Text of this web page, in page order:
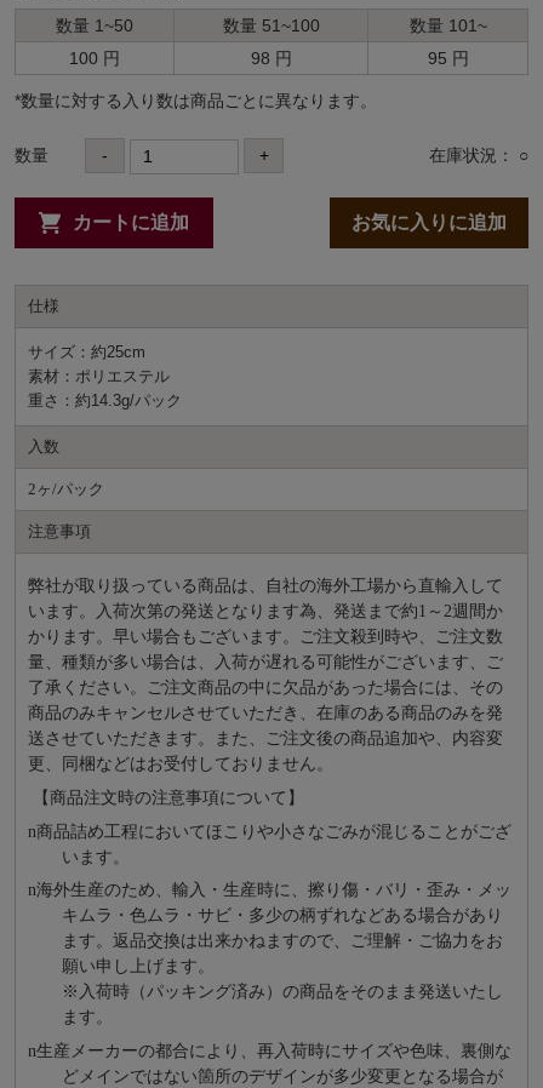
数量 1~50
数量 51~100
数量 101~
100 円
98 円 95 円
*数量に対する⼊り数は商品ごとに異なります。
数量 - + 在庫状況： ○
カートに追加 お気に入りに追加
仕様
サイズ：約25cm
素材：ポリエステル
重さ：約14.3g/パック
入数
2ヶ/パック
注意事項
弊社が取り扱っている商品は、自社の海外工場から直輸入して
います。入荷次第の発送となります為、発送まで約1～2週間か
かります。早い場合もございます。ご注文殺到時や、ご注文数
量、種類が多い場合は、入荷が遅れる可能性がございます、ご
了承ください。ご注文商品の中に欠品があった場合には、その
商品のみキャンセルさせていただき、在庫のある商品のみを発
送させていただきます。また、ご注文後の商品追加や、内容変
更、同梱などはお受付しておりません。
【商品注文時の注意事項について】
n商品詰め⼯程においてほこりや⼩さなごみが混じることがござ
います。
n海外⽣産のため、輸⼊・⽣産時に、擦り傷・バリ・歪み・メッ
キムラ・色ムラ・サビ・多少の柄ずれなどある場合があり
ます。返品交換は出来かねますので、ご理解・ご協⼒をお
願い申し上げます。
※⼊荷時（パッキング済み）の商品をそのまま発送いたし
ます。
n⽣産メーカーの都合により、再⼊荷時にサイズや⾊味、裏側な
どメインではない箇所のデザインが多少変更となる場合が